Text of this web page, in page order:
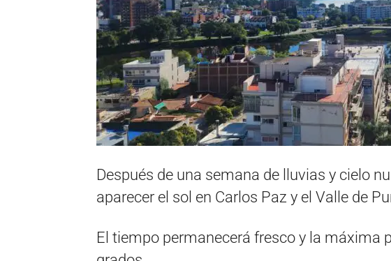
Después de una semana de lluvias y cielo
aparecer el sol en Carlos Paz y el Valle de
El tiempo permanecerá fresco y la máxima